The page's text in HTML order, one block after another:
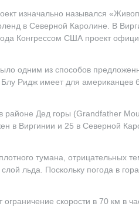
изначально назывался
в Северной Каролине. В
Конгрессом США проект
одним из способов
Блу Ридж имеет для американцев
районе Дед горы (Grandfather
в Виргинии и 25 в Северной
тумана, отрицательных
льда. Поскольку погода в
скорости в 70 км в